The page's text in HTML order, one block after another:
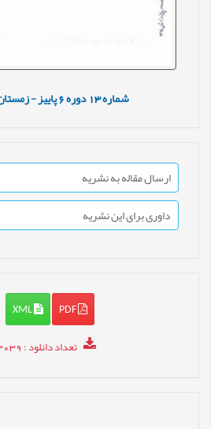
شماره13 دوره6 پاییز - زمستان
ارسال مقاله به نشریه
داوری برای این نشریه
PDF
XML
تعداد دانلود: 3039